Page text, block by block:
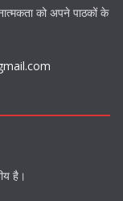
को अपने पाठकों के
है।